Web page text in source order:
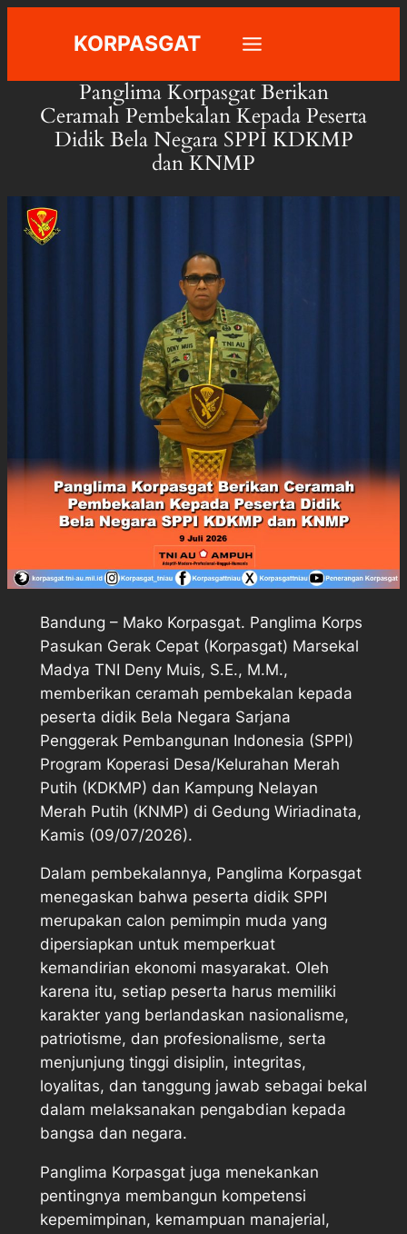
KORPASGAT
Panglima Korpasgat Berikan
Ceramah Pembekalan Kepada Peserta
Didik Bela Negara SPPI KDKMP
dan KNMP
Bandung – Mako Korpasgat. Panglima Korps
Pasukan Gerak Cepat (Korpasgat) Marsekal
Madya TNI Deny Muis, S.E., M.M.,
memberikan ceramah pembekalan kepada
peserta didik Bela Negara Sarjana
Penggerak Pembangunan Indonesia (SPPI)
Program Koperasi Desa/Kelurahan Merah
Putih (KDKMP) dan Kampung Nelayan
Merah Putih (KNMP) di Gedung Wiriadinata,
Kamis (09/07/2026).
Dalam pembekalannya, Panglima Korpasgat
menegaskan bahwa peserta didik SPPI
merupakan calon pemimpin muda yang
dipersiapkan untuk memperkuat
kemandirian ekonomi masyarakat. Oleh
karena itu, setiap peserta harus memiliki
karakter yang berlandaskan nasionalisme,
patriotisme, dan profesionalisme, serta
menjunjung tinggi disiplin, integritas,
loyalitas, dan tanggung jawab sebagai bekal
dalam melaksanakan pengabdian kepada
bangsa dan negara.
Panglima Korpasgat juga menekankan
pentingnya membangun kompetensi
kepemimpinan, kemampuan manajerial,